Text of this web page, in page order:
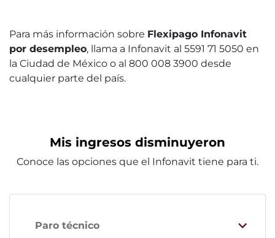
Para más información sobre Flexipago Infonavit
por desempleo, llama a Infonavit al 5591 71 5050 en
la Ciudad de México o al 800 008 3900 desde
cualquier parte del país.
Mis ingresos disminuyeron
Conoce las opciones que el Infonavit tiene para ti.
Paro técnico